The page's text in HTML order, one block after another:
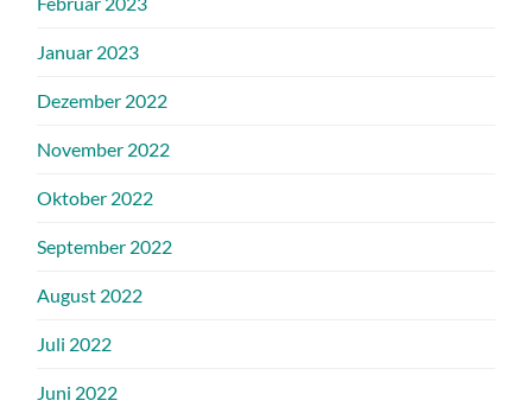
Januar 2023
Dezember 2022
November 2022
Oktober 2022
September 2022
August 2022
Juli 2022
Juni 2022